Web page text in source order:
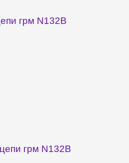
грм N132B
грм N132B